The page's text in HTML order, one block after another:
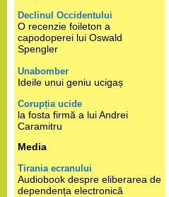
Declinul Occidentului
O recenzie foileton a
capodoperei lui Oswald
Spengler
Unabomber
Ideile unui geniu ucigaș
Corupția ucide
la fosta firmă a lui Andrei
Caramitru
Media
Tirania ecranului
Audiobook despre eliberarea de
dependența electronică